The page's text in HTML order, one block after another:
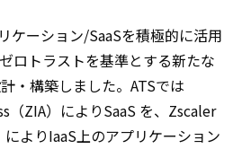
ケーション/SaaSを積極的に活用
ロトラストを基準とする新たな
・構築しました。ATSでは
（ZIA）によりSaaS を、Zscaler
よりIaaS上のアプリケーション